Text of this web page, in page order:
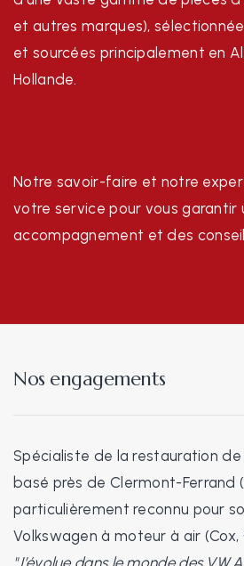
et autres marques),
et sourcées principalement en
Hollande.
Notre savoir-faire et notre
votre service pour vous garantir
accompagnement et des
Nos engagements
Spécialiste de la restauration
basé près de Clermont-Ferrand
particulièrement reconnu pour
Volkswagen à moteur à air (Cox,
"J’évolue dans le monde des VW